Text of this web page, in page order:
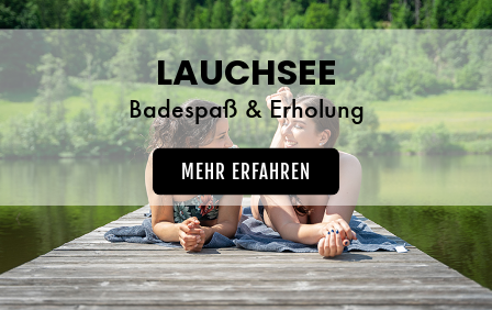
LAUCHSEE
Badespaß & Erholung
MEHR ERFAHREN